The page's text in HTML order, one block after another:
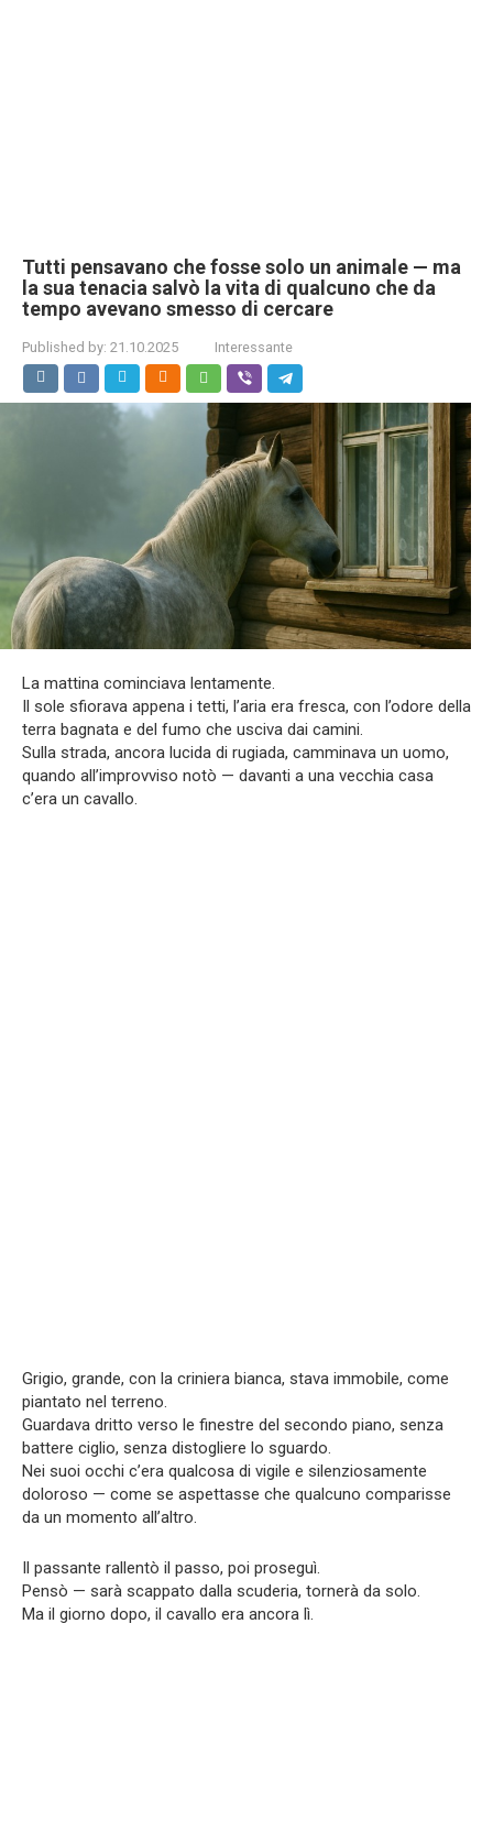
Tutti pensavano che fosse solo un animale — ma
la sua tenacia salvò la vita di qualcuno che da
tempo avevano smesso di cercare
Published by: 21.10.2025 Interessante
La mattina cominciava lentamente.
Il sole sfiorava appena i tetti, l’aria era fresca, con l’odore della
terra bagnata e del fumo che usciva dai camini.
Sulla strada, ancora lucida di rugiada, camminava un uomo,
quando all’improvviso notò — davanti a una vecchia casa
c’era un cavallo.
Grigio, grande, con la criniera bianca, stava immobile, come
piantato nel terreno.
Guardava dritto verso le finestre del secondo piano, senza
battere ciglio, senza distogliere lo sguardo.
Nei suoi occhi c’era qualcosa di vigile e silenziosamente
doloroso — come se aspettasse che qualcuno comparisse
da un momento all’altro.
Il passante rallentò il passo, poi proseguì.
Pensò — sarà scappato dalla scuderia, tornerà da solo.
Ma il giorno dopo, il cavallo era ancora lì.